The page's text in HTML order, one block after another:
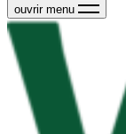
ouvrir menu